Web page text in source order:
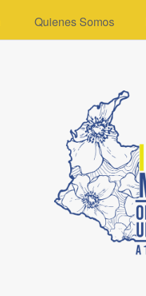
Quienes Somos